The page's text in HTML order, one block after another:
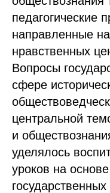
педагогические
направленные
нравственных
Вопросы
сфере
центральной
и
уделялось
уроков на